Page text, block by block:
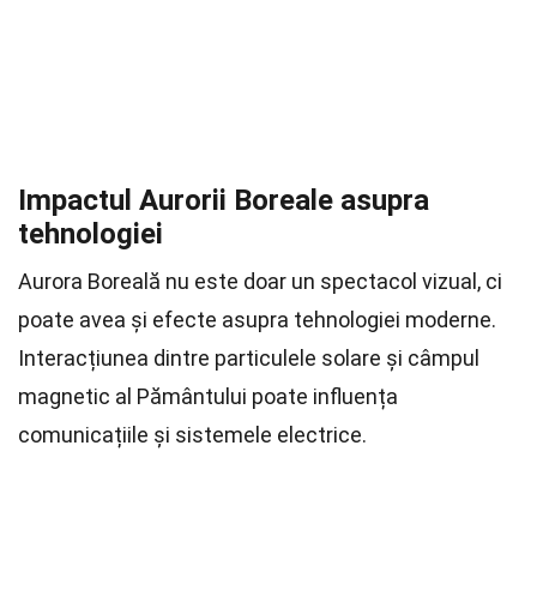
Impactul Aurorii Boreale asupra
tehnologiei
Aurora Boreală nu este doar un spectacol vizual, ci
poate avea și efecte asupra tehnologiei moderne.
Interacțiunea dintre particulele solare și câmpul
magnetic al Pământului poate influența
comunicațiile și sistemele electrice.